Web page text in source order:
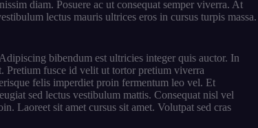
diam. Posuere ac ut consequat semper viverra. At
lectus mauris ultrices eros in cursus turpis massa.
bibendum est ultricies integer quis auctor. In
Pretium fusce id velit ut tortor pretium viverra
felis imperdiet proin fermentum leo vel. Et
sed lectus vestibulum mattis. Consequat nisl vel
Laoreet sit amet cursus sit amet. Volutpat sed cras